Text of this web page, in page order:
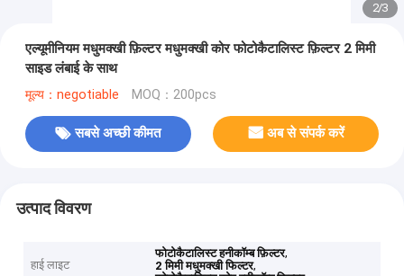
2/3
एल्यूमीनियम मधुमक्खी फ़िल्टर मधुमक्खी कोर फोटोकैटालिस्ट फ़िल्टर 2 मिमी
साइड लंबाई के साथ
मूल्य：negotiable MOQ：200pcs
सबसे अच्छी कीमत अब से संपर्क करें
उत्पाद विवरण
हाई लाइट
फोटोकैटालिस्ट हनीकॉम्ब फ़िल्टर,
2 मिमी मधुमक्खी फिल्टर,